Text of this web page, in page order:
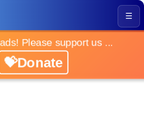
☰
Please support us ...
💝Donate